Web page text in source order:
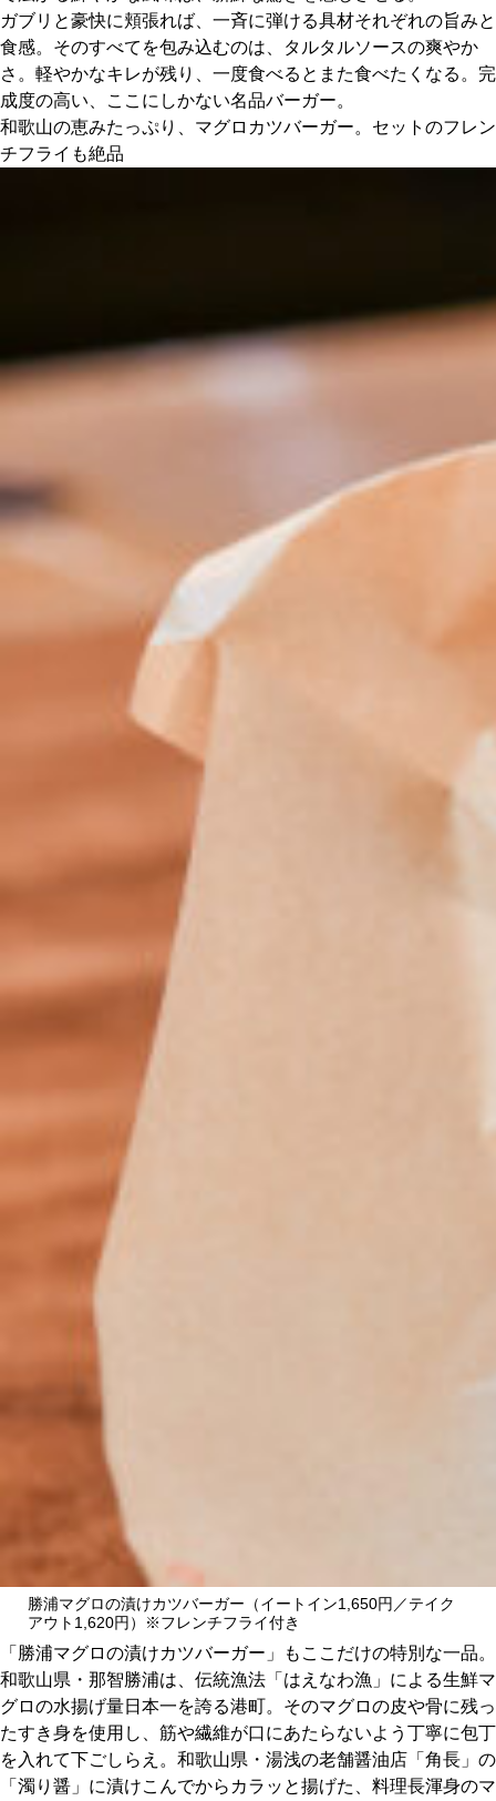
ガブリと豪快に頬張れば、一斉に弾ける具材それぞれの旨みと
食感。そのすべてを包み込むのは、タルタルソースの爽やか
さ。軽やかなキレが残り、一度食べるとまた食べたくなる。完
成度の高い、ここにしかない名品バーガー。
和歌山の恵みたっぷり、マグロカツバーガー。セットのフレン
チフライも絶品
勝浦マグロの漬けカツバーガー（イートイン1,650円／テイク
アウト1,620円）※フレンチフライ付き
「勝浦マグロの漬けカツバーガー」もここだけの特別な一品。
和歌山県・那智勝浦は、伝統漁法「はえなわ漁」による生鮮マ
グロの水揚げ量日本一を誇る港町。そのマグロの皮や骨に残っ
たすき身を使用し、筋や繊維が口にあたらないよう丁寧に包丁
を入れて下ごしらえ。和歌山県・湯浅の老舗醤油店「角長」の
「濁り醤」に漬けこんでからカラッと揚げた、料理長渾身のマ